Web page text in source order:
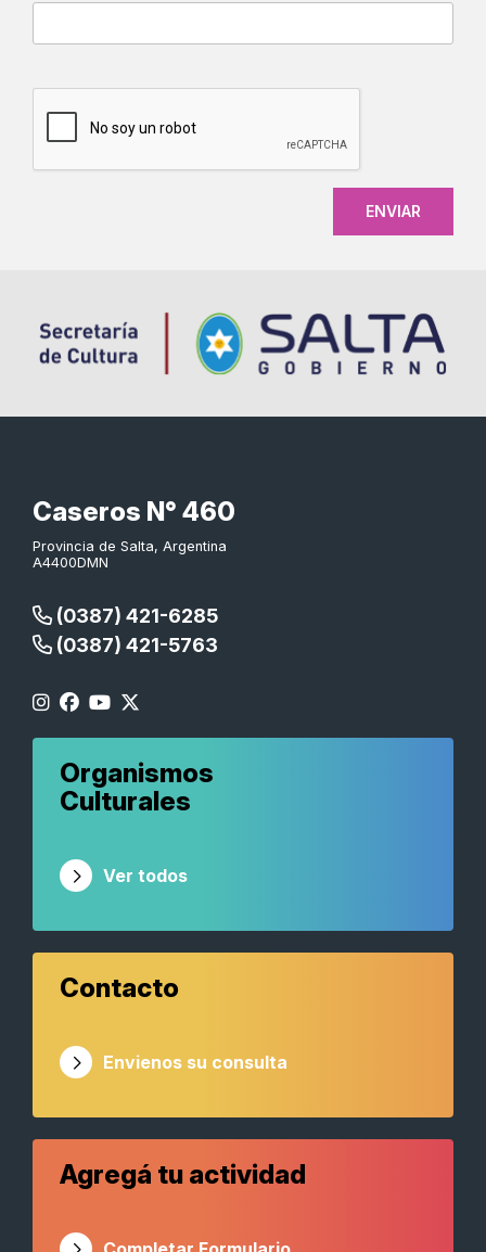
CAPTCHA
Caseros N° 460
Provincia de Salta, Argentina
A4400DMN
(0387) 421-6285
(0387) 421-5763
Organismos
Culturales
Ver todos
Contacto
Envienos su consulta
Agregá tu actividad